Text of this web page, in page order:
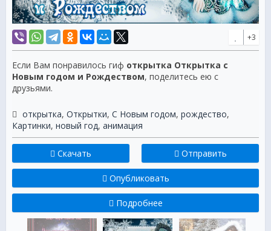
+3
Если Вам понравилось гиф открытка Открытка с
Новым годом и Рождеством, поделитесь ею с
друзьями.
открытка, Открытки, С Новым годом, рождество,
Картинки, новый год, анимация
Скачать Отправить
Опубликовать
Подробнее